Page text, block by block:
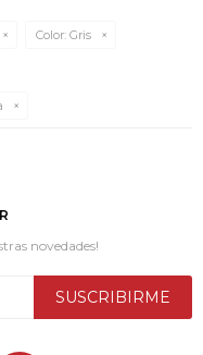
Color: Gris
novedades!
SUSCRIBIRME